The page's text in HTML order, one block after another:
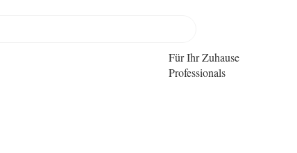
Für Ihr Zuhause
Professionals